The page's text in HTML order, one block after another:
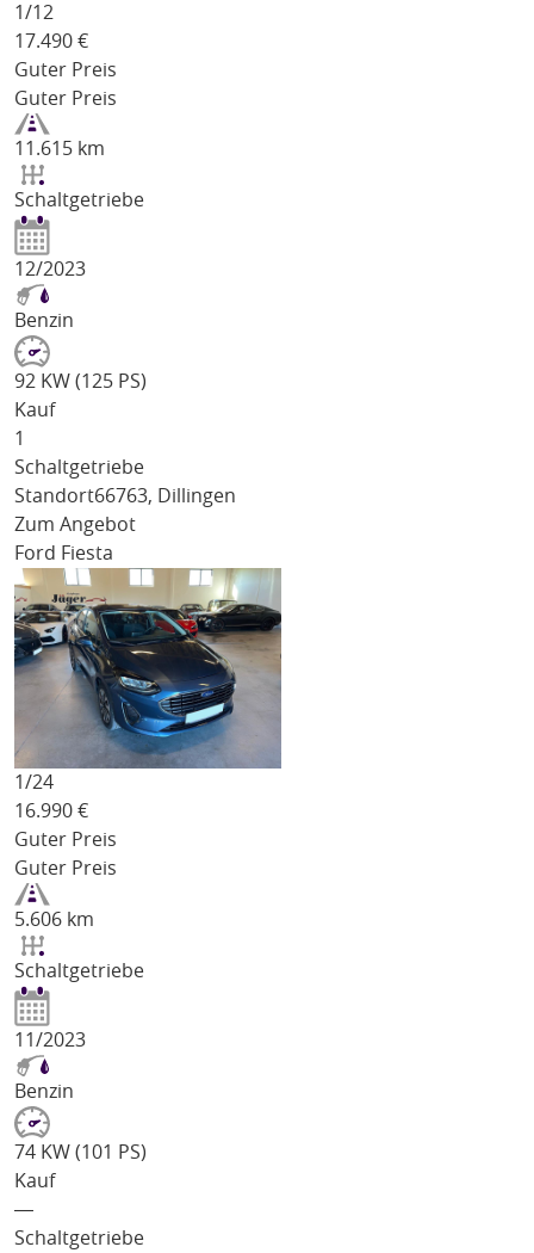
1/12
17.490 €
Guter Preis
Guter Preis
11.615 km
Schaltgetriebe
12/2023
Benzin
92 KW (125 PS)
Kauf
1
Schaltgetriebe
Standort66763, Dillingen
Zum Angebot
Ford Fiesta
1/24
16.990 €
Guter Preis
Guter Preis
5.606 km
Schaltgetriebe
11/2023
Benzin
74 KW (101 PS)
Kauf
―
Schaltgetriebe